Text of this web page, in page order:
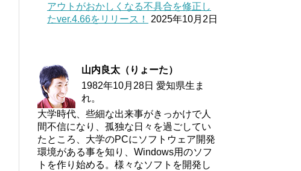
アウトがおかしくなる不具合を修正し
たver.4.66をリリース！
2025年10月2日
山内良太（りょーた）
1982年10月28日 愛知県生ま
れ。
大学時代、些細な出来事がきっかけで人
間不信になり、孤独な日々を過ごしてい
たところ、大学のPCにソフトウェア開発
環境がある事を知り、Windows用のソフ
トを作り始める。様々なソフトを開発し